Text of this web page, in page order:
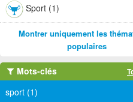
Sport (1)
Montrer uniquement les
populaires
Mots-clés
sport (1)